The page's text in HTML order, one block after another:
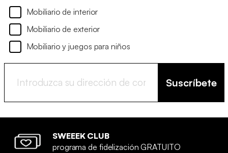
Mobiliario de interior
Mobiliario de exterior
Mobiliario y juegos para niños
Suscríbete
SWEEEK CLUB
programa de fidelización GRATUITO